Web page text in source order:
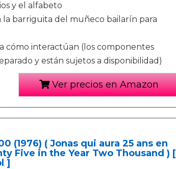
y el alfabeto
barriguita del muñeco bailarín para
cómo interactúan (los componentes
y están sujetos a disponibilidad)
Ver precios en Amazon
(1976) ( Jonas qui aura 25 ans en
Five in the Year Two Thousand ) [
]